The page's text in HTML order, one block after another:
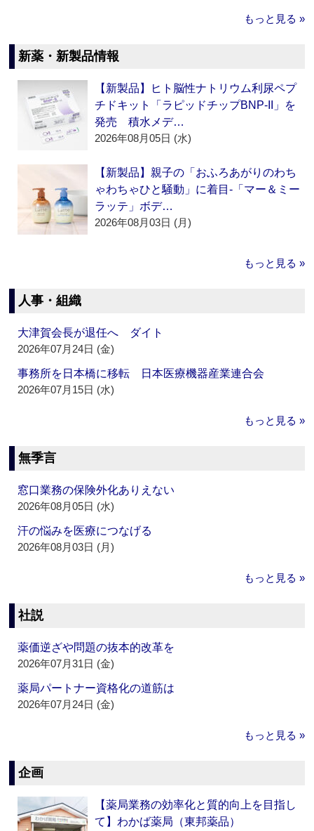
もっと見る »
新薬・新製品情報
【新製品】ヒト脳性ナトリウム利尿ペプ
チドキット「ラピッドチップBNP-II」を
発売 積水メデ…
2026年08月05日 (水)
【新製品】親子の「おふろあがりのわち
ゃわちゃひと騒動」に着目‐「マー＆ミー
ラッテ」ボデ…
2026年08月03日 (月)
もっと見る »
人事・組織
大津賀会長が退任へ ダイト
2026年07月24日 (金)
事務所を日本橋に移転 日本医療機器産業連合会
2026年07月15日 (水)
もっと見る »
無季言
窓口業務の保険外化ありえない
2026年08月05日 (水)
汗の悩みを医療につなげる
2026年08月03日 (月)
もっと見る »
社説
薬価逆ざや問題の抜本的改革を
2026年07月31日 (金)
薬局パートナー資格化の道筋は
2026年07月24日 (金)
もっと見る »
企画
【薬局業務の効率化と質的向上を目指し
て】わかば薬局（東邦薬品）